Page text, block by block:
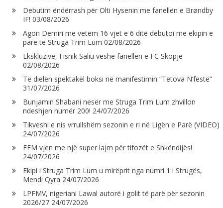
Debutim ëndërrash për Olti Hysenin me fanellën e Brøndby
IF! 03/08/2026
Agon Demiri me vetëm 16 vjet e 6 ditë debutoi me ekipin e
parë të Struga Trim Lum 02/08/2026
Ekskluzive, Fisnik Saliu veshë fanellën e FC Skopje
02/08/2026
Të dielën spektakël boksi në manifestimin “Tetova N’festë”
31/07/2026
Bunjamin Shabani nesër me Struga Trim Lum zhvillon
ndeshjen numër 200! 24/07/2026
Tikveshi e nis vrrullshëm sezonin e ri në Ligën e Parë (VIDEO)
24/07/2026
FFM vjen me një super lajm për tifozët e Shkëndijës!
24/07/2026
Ekipi i Struga Trim Lum u mirëprit nga numri 1 i Strugës,
Mendi Qyra 24/07/2026
LPFMV, nigeriani Lawal autorë i golit të parë për sezonin
2026/27 24/07/2026